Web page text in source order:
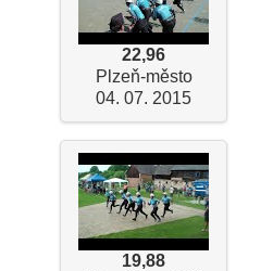
22,96
Plzeň-město
04. 07. 2015
19,88